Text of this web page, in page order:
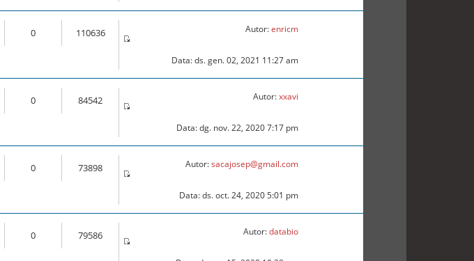
0 110636 Autor:enricm
Data: ds. gen. 02, 2021 11:27 am
0 84542 Autor:xxavi
Data: dg. nov. 22, 2020 7:17 pm
0 73898 Autor:sacajosep@gmail.com
Data: ds. oct. 24, 2020 5:01 pm
0 79586 Autor:databio